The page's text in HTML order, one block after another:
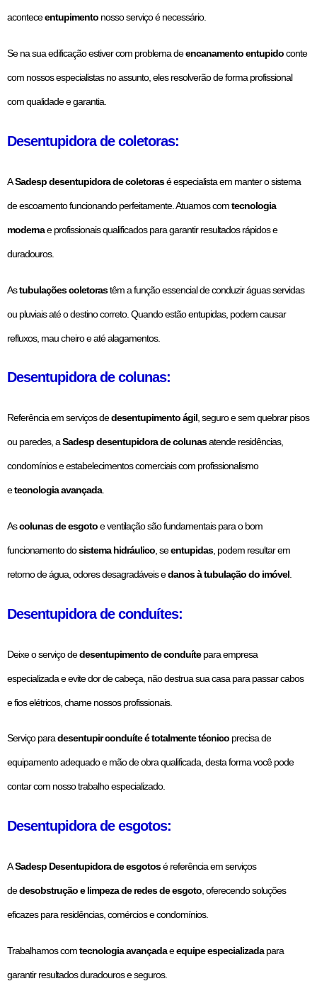
aconteceentupimento nosso serviço é necessário.
Se na sua edificação estiver com problema deencanamento entupidoconte
com nossos especialistas no assunto, eles resolverão de forma profissional
com qualidade e garantia.
Desentupidora de coletoras:
ASadesp desentupidora de coletorasé especialista em manter o sistema
de escoamento funcionando perfeitamente. Atuamos comtecnologia
modernae profissionais qualificados para garantir resultados rápidos e
duradouros.
Astubulações coletorastêm a função essencial de conduzir águas servidas
ou pluviais até o destino correto. Quando estão entupidas, podem causar
refluxos, mau cheiro e até alagamentos.
Desentupidora de colunas:
Referência em serviços dedesentupimento ágil , seguro e sem quebrar pisos
ou paredes, aSadesp desentupidora de colunasatende residências,
condomínios e estabelecimentos comerciais com profissionalismo
etecnologia avançada.
Ascolunas de esgotoe ventilação são fundamentais para o bom
funcionamento dosistema hidráulico , seentupidas, podem resultar em
retorno de água, odores desagradáveis edanos à tubulação do imóvel
Desentupidora de conduítes:
Deixe o serviço dedesentupimento de conduítepara empresa
especializada e evite dor de cabeça, não destrua sua casa para passar cabos
e fios elétricos, chame nossos profissionais.
Serviço paradesentupir conduíte é totalmente técnico precisa de
equipamento adequado e mão de obra qualificada, desta forma você pode
contar com nosso trabalho especializado.
Desentupidora de esgotos:
ASadesp Desentupidora de esgotosé referência em serviços
dedesobstrução e limpeza de redes de esgoto , oferecendo soluções
eficazes para residências, comércios e condomínios.
Trabalhamos comtecnologia avançadaeequipe especializadapara
garantir resultados duradouros e seguros.